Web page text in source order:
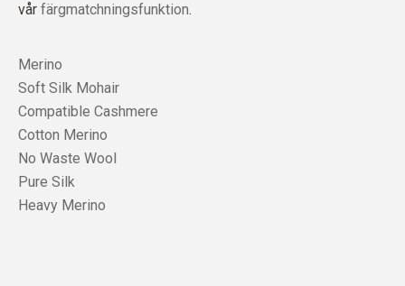
vår färgmatchningsfunktion.
Merino
Soft Silk Mohair
Compatible Cashmere
Cotton Merino
No Waste Wool
Pure Silk
Heavy Merino